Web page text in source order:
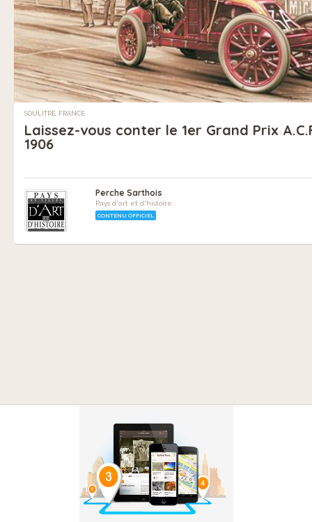
SOULITRÉ, FRANCE
Laissez-vous conter le 1er Grand Prix
1906
Perche Sarthois
Pays d'art et d'histoire
CONTENU OFFICIEL